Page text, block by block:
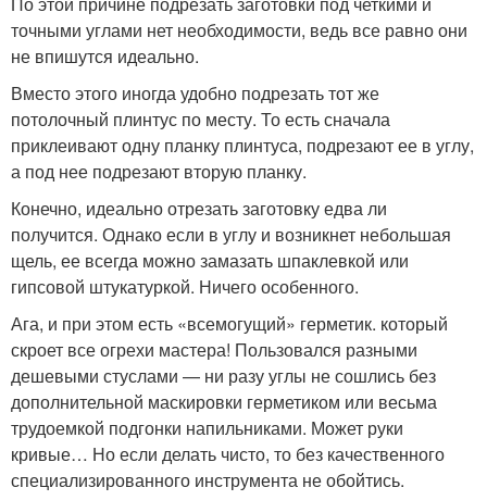
точными углами нет необходимости, ведь все равно они
не впишутся идеально.
Вместо этого иногда удобно подрезать тот же
потолочный плинтус по месту. То есть сначала
приклеивают одну планку плинтуса, подрезают ее в углу,
а под нее подрезают вторую планку.
Конечно, идеально отрезать заготовку едва ли
получится. Однако если в углу и возникнет небольшая
щель, ее всегда можно замазать шпаклевкой или
гипсовой штукатуркой. Ничего особенного.
Ага, и при этом есть «всемогущий» герметик. который
скроет все огрехи мастера! Пользовался разными
дешевыми стуслами — ни разу углы не сошлись без
дополнительной маскировки герметиком или весьма
трудоемкой подгонки напильниками. Может руки
кривые… Но если делать чисто, то без качественного
специализированного инструмента не обойтись.